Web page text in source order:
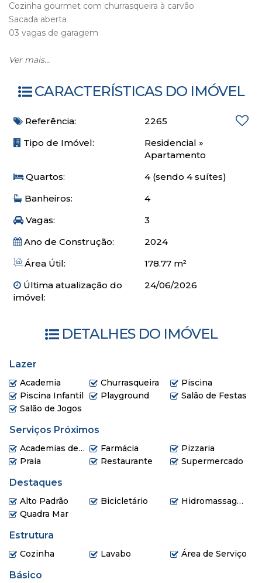
Cozinha gourmet com churrasqueira à carvão
Sacada aberta
03 vagas de garagem
O empreendimento
Quadra mar
Piscina
Spa
Fireplace outdoor
Salão de festas
Sala de jogos
Espaço kids
Playground
Academia
Beauty spa
Entrada R$ 1.559.183,63
Reforço / Balão 10x R$ 311.836,73
Ver mais...
CARACTERÍSTICAS DO IMÓVEL
Referência:
2265
Tipo de Imóvel:
Residencial »
Apartamento
Quartos:
4 (sendo 4 suítes)
Banheiros:
4
Vagas:
3
Ano de Construção:
2024
Área Útil:
178.77 m²
Última atualização do
imóvel:
24/06/2026
DETALHES DO IMÓVEL
Lazer
Academia Churrasqueira
Piscina
Piscina Infantil
Playground
Salão de Festas
Salão de Jogos
Serviços Próximos
Academias de ginástica Farmácia
Pizzaria
Praia
Restaurante Supermercado
Destaques
Alto Padrão Bicicletário
Hidromassagem
Quadra Mar
Estrutura
Cozinha Lavabo Área de Serviço
Básico